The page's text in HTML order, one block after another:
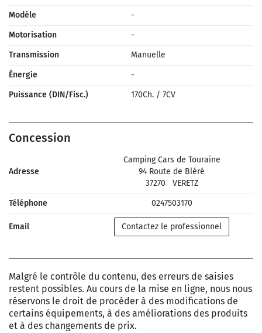
Modèle
-
Motorisation
-
Transmission
Manuelle
Énergie
-
Puissance (DIN/Fisc.)
170Ch. / 7CV
Concession
Adresse
Camping Cars de Touraine
94 Route de Bléré
37270
VERETZ
Téléphone
0247503170
Email Contactez le professionnel
Malgré le contrôle du contenu, des erreurs de saisies
restent possibles. Au cours de la mise en ligne, nous nous
réservons le droit de procéder à des modifications de
certains équipements, à des améliorations des produits
et à des changements de prix.